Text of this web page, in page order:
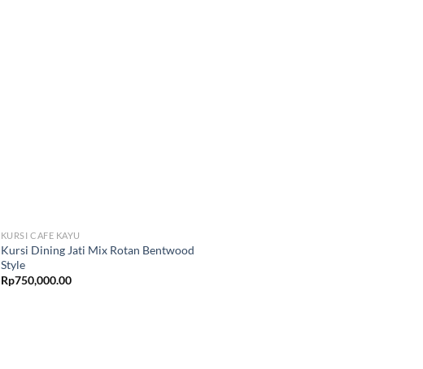
KURSI CAFE KAYU
Kursi Dining Jati Mix Rotan Bentwood
Style
Rp750,000.00